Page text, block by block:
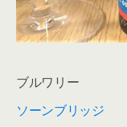
ブルワリー
ソーンブリッジ